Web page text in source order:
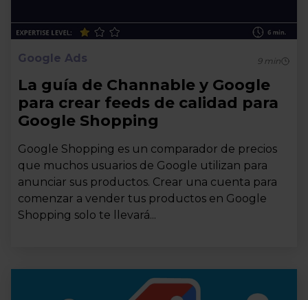
Google Ads 9min
La guía de Channable y Google
para crear feeds de calidad para
Google Shopping
Google Shopping es un comparador de precios
que muchos usuarios de Google utilizan para
anunciar sus productos. Crear una cuenta para
comenzar a vender tus productos en Google
Shopping solo te llevará...